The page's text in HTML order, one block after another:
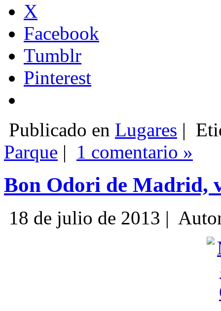
X
Facebook
Tumblr
Pinterest
Publicado en Lugares |
Parque | 1 comentario »
Bon Odori de Madrid,
18 de julio de 2013 |